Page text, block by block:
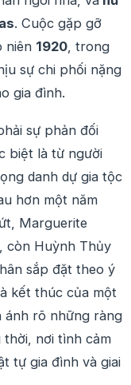
. Cuộc gặp gỡ
niên 1920, trong
sự chi phối nặng
gia đình.
sự phản đối
biệt là từ người
danh dự gia tộc
hơn một năm
Marguerite
còn Huỳnh Thủy
sắp đặt theo ý
kết thúc của một
ánh rõ những ràng
nơi tình cảm
tự gia đình và giai